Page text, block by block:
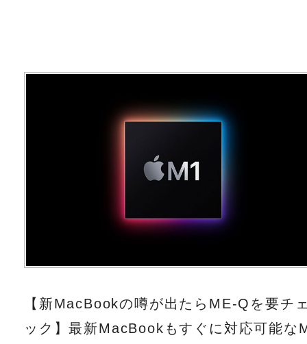
【新MacBookの噂が出たらME-Qを要チ
ック】最新MacBookもすぐに対応可能な